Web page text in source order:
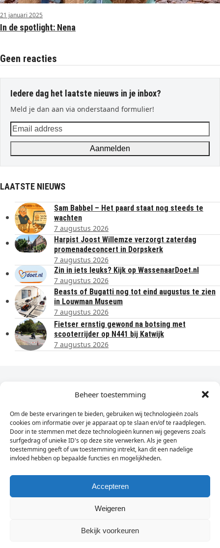
Beheer toestemming
Om de beste ervaringen te bieden, gebruiken wij technologieën zoals
cookies om informatie over je apparaat op te slaan en/of te raadplegen.
Door in te stemmen met deze technologieën kunnen wij gegevens zoals
surfgedrag of unieke ID's op deze site verwerken. Als je geen
toestemming geeft of uw toestemming intrekt, kan dit een nadelige
invloed hebben op bepaalde functies en mogelijkheden.
Accepteren
Weigeren
Bekijk voorkeuren
21 januari 2025
In de spotlight: Nena
Geen reacties
Iedere dag het laatste nieuws in je inbox?
Meld je dan aan via onderstaand formulier!
Email
address
Aanmelden
LAATSTE NIEUWS
Sam Babbel – Het paard staat nog steeds te
wachten
7 augustus 2026
Harpist Joost Willemze verzorgt zaterdag
promenadeconcert in Dorpskerk
7 augustus 2026
Zin in iets leuks? Kijk op WassenaarDoet.nl
7 augustus 2026
Beasts of Bugatti nog tot eind augustus te zien
in Louwman Museum
7 augustus 2026
Fietser ernstig gewond na botsing met
scooterrijder op N441 bij Katwijk
7 augustus 2026
Dagelijks het laatste nieuws in je e-mail?
Vul
hier
je
e-
mailadres
in
Sign Up